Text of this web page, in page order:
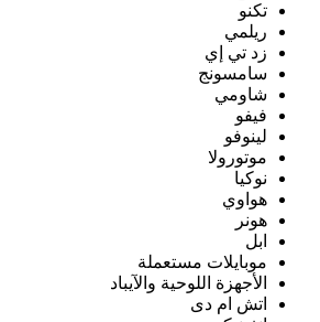
تكنو
ريلمي
زد تي إي
سامسونج
شاومي
فيفو
لينوفو
موتورولا
نوكيا
هواوي
هونر
ابل
موبايلات مستعملة
الأجهزة اللوحية والآيباد
اتش ام دى